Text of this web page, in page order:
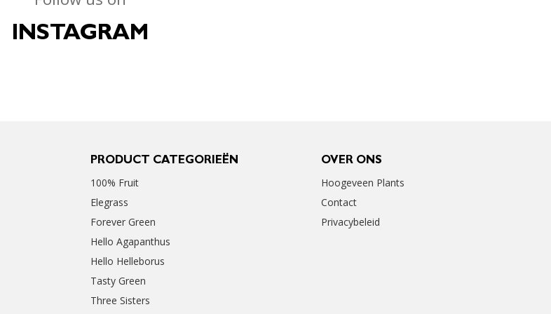
INSTAGRAM
PRODUCT CATEGORIEËN
100% Fruit
Elegrass
Forever Green
Hello Agapanthus
Hello Helleborus
Tasty Green
Three Sisters
OVER ONS
Hoogeveen Plants
Contact
Privacybeleid